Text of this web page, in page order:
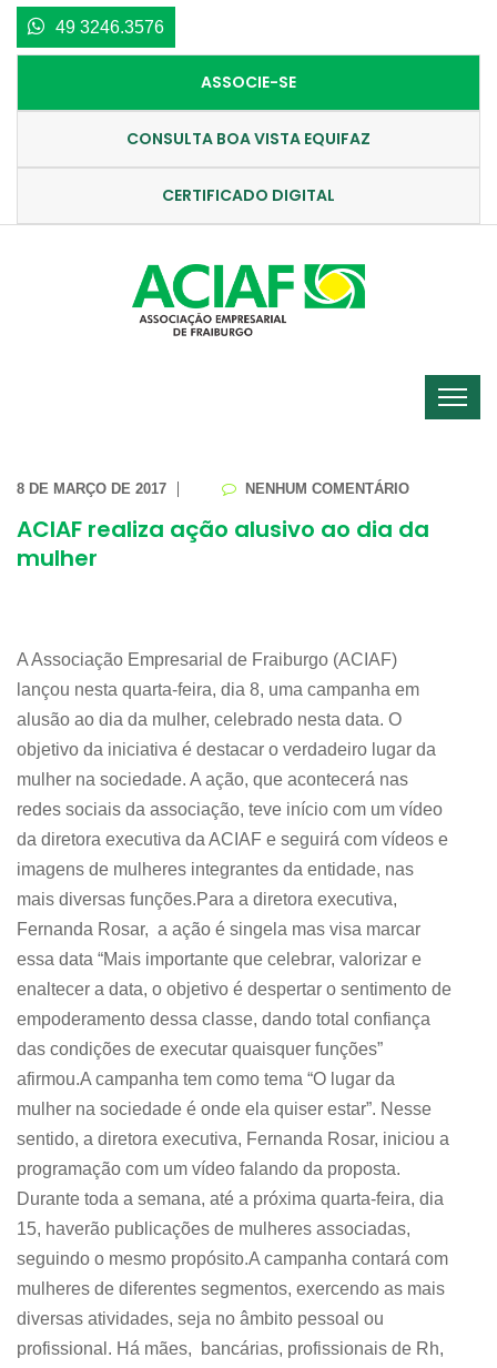
49 3246.3576
ASSOCIE-SE
CONSULTA BOA VISTA EQUIFAZ
CERTIFICADO DIGITAL
8 DE MARÇO DE 2017 NENHUM COMENTÁRIO
ACIAF realiza ação alusivo ao dia da
mulher
A Associação Empresarial de Fraiburgo (ACIAF)
lançou nesta quarta-feira, dia 8, uma campanha em
alusão ao dia da mulher, celebrado nesta data. O
objetivo da iniciativa é destacar o verdadeiro lugar da
mulher na sociedade. A ação, que acontecerá nas
redes sociais da associação, teve início com um vídeo
da diretora executiva da ACIAF e seguirá com vídeos e
imagens de mulheres integrantes da entidade, nas
mais diversas funções.Para a diretora executiva,
Fernanda Rosar, a ação é singela mas visa marcar
essa data “Mais importante que celebrar, valorizar e
enaltecer a data, o objetivo é despertar o sentimento de
empoderamento dessa classe, dando total confiança
das condições de executar quaisquer funções”
afirmou.A campanha tem como tema “O lugar da
mulher na sociedade é onde ela quiser estar”. Nesse
sentido, a diretora executiva, Fernanda Rosar, iniciou a
programação com um vídeo falando da proposta.
Durante toda a semana, até a próxima quarta-feira, dia
15, haverão publicações de mulheres associadas,
seguindo o mesmo propósito.A campanha contará com
mulheres de diferentes segmentos, exercendo as mais
diversas atividades, seja no âmbito pessoal ou
profissional. Há mães, bancárias, profissionais de Rh,